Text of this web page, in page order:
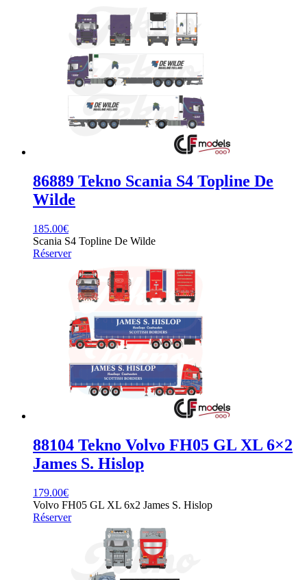
86889 Tekno Scania S4 Topline De
Wilde
185.00€
Scania S4 Topline De Wilde
Réserver
88104 Tekno Volvo FH05 GL XL 6×2
James S. Hislop
179.00€
Volvo FH05 GL XL 6x2 James S. Hislop
Réserver